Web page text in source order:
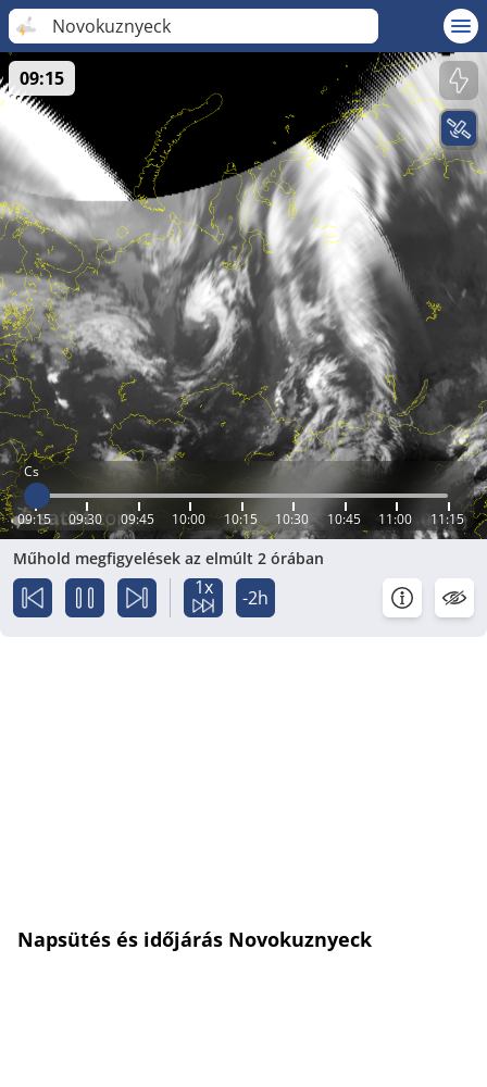
Novokuznyeck
Cs
09:15 09:30 09:45 10:00 10:15 10:30 10:45 11:00 11:15
09:15
Műhold megfigyelések az elmúlt 2 órában
1x -2h
Napsütés és időjárás Novokuznyeck